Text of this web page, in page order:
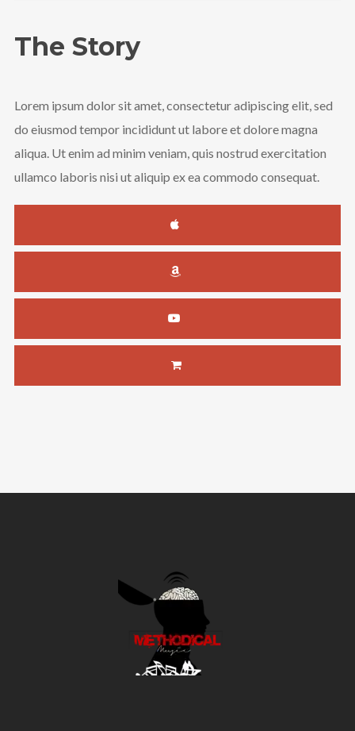
The Story
Lorem ipsum dolor sit amet, consectetur adipiscing elit, sed
do eiusmod tempor incididunt ut labore et dolore magna
aliqua. Ut enim ad minim veniam, quis nostrud exercitation
ullamco laboris nisi ut aliquip ex ea commodo consequat.